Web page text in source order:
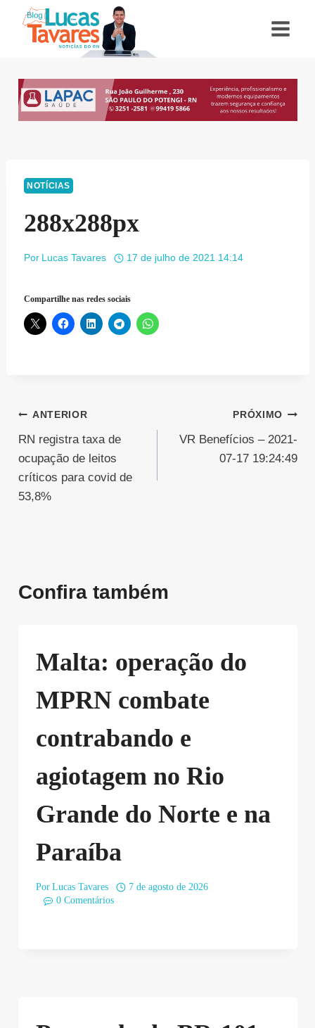
NOTÍCIAS
288x288px
Por Lucas Tavares 17 de julho de 2021 14:14
Compartilhe nas redes sociais
Navegação
de
Post
ANTERIOR
RN registra taxa de
ocupação de leitos
críticos para covid de
53,8%
PRÓXIMO
VR Benefícios – 2021-
07-17 19:24:49
Confira também
Malta: operação do
MPRN combate
contrabando e
agiotagem no Rio
Grande do Norte e na
Paraíba
Por Lucas Tavares
7 de agosto de 2026
0 Comentários